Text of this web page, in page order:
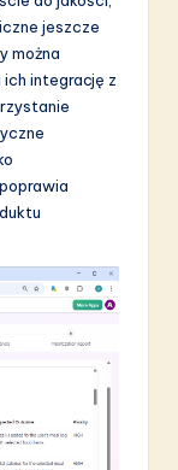
jeszcze
można
integrację z